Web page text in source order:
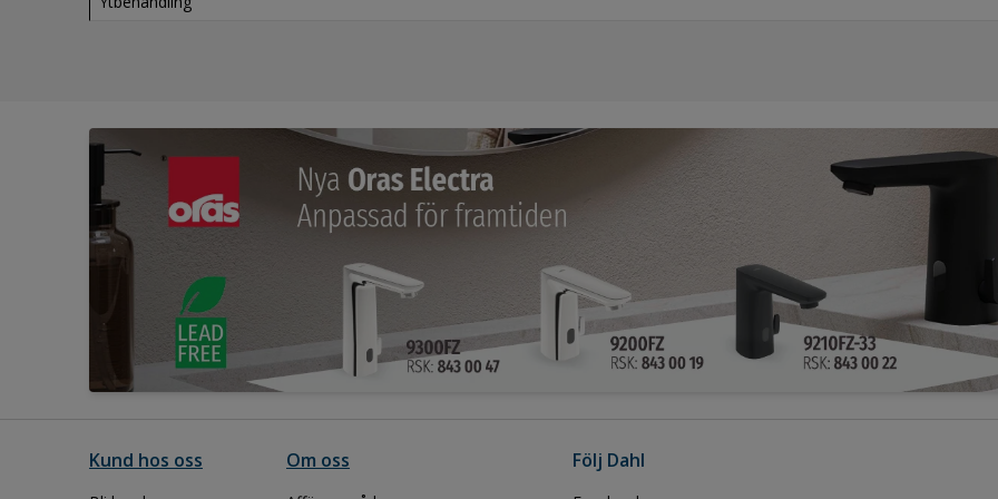
Kund hos oss Om oss Följ Dahl